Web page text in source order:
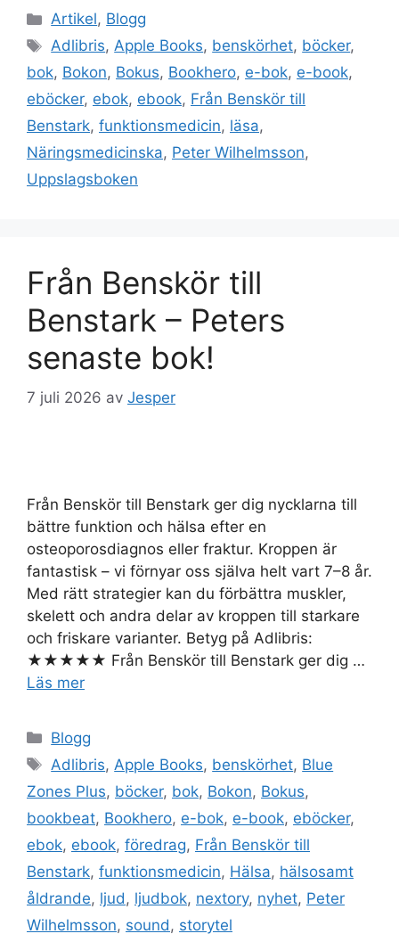
Kategorier
Artikel, Blogg
Etiketter
Adlibris,Apple Books, benskörhet, böcker,
bok, Bokon, Bokus, Bookhero, e-bok, e-book,
eböcker, ebok, ebook, Från Benskör till
Benstark, funktionsmedicin, läsa,
Näringsmedicinska, Peter Wilhelmsson,
Uppslagsboken
Från Benskör till
Benstark – Peters
senaste bok!
7 juli 2026 av Jesper
Från Benskör till Benstark ger dig nycklarna till
bättre funktion och hälsa efter en
osteoporosdiagnos eller fraktur. Kroppen är
fantastisk – vi förnyar oss själva helt vart 7–8 år.
Med rätt strategier kan du förbättra muskler,
skelett och andra delar av kroppen till starkare
och friskare varianter. Betyg på Adlibris:
★★★★★ Från Benskör till Benstark ger dig …
Läs mer
Kategorier
Blogg
Etiketter
Adlibris, Apple Books, benskörhet, Blue
Zones Plus, böcker, bok, Bokon, Bokus,
bookbeat, Bookhero, e-bok, e-book, eböcker,
ebok, ebook, föredrag, Från Benskör till
Benstark, funktionsmedicin, Hälsa, hälsosamt
åldrande, ljud , ljudbok, nextory, nyhet, Peter
Wilhelmsson, sound , storytel